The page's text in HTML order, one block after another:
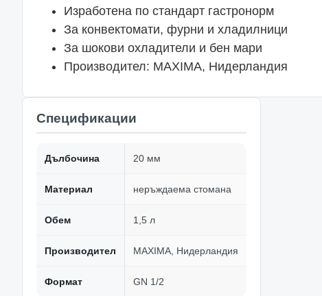
Изработена по стандарт гастронорм
За конвектомати, фурни и хладилници
За шокови охладители и бен мари
Производител: MAXIMA, Нидерландия
Спецификации
Дълбочина 20 мм
Материал неръждаема стомана
Обем 1,5 л
Производител MAXIMA, Нидерландия
Формат GN 1/2